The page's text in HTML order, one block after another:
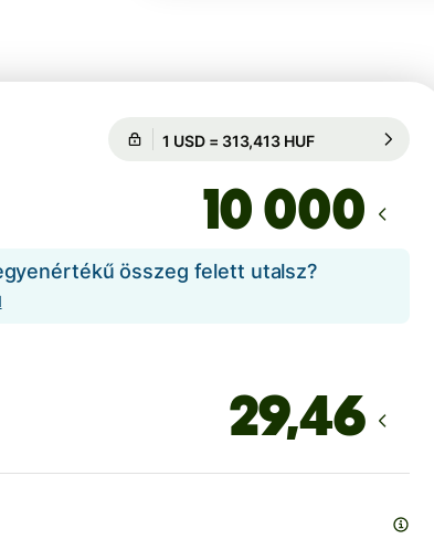
Ennyi ideig garantált: 74 óra
összeg felett utalsz?